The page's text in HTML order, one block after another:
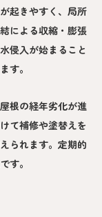
起きやすく、局所
による収縮・膨張
侵入が始まること
す。
根の経年劣化が進
て補修や塗替えを
られます。定期的
す。